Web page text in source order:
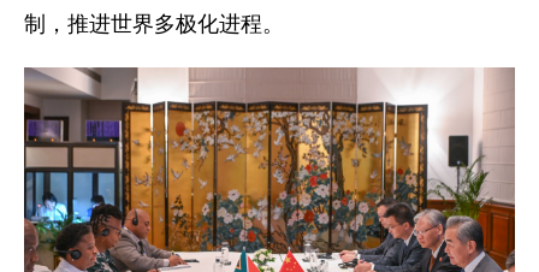
制，推进世界多极化进程。